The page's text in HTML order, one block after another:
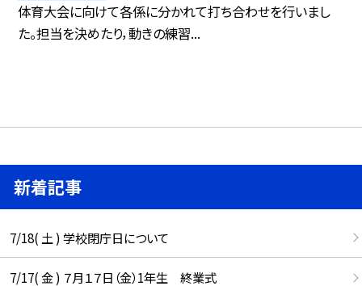
体育大会に向けて各係に分かれて打ち合わせを行いまし
た。担当を決めたり，動きの練習...
新着記事
7/18( 土 ) 学校閉庁日について
7/17( 金 ) ７月１７日（金）1年生 終業式